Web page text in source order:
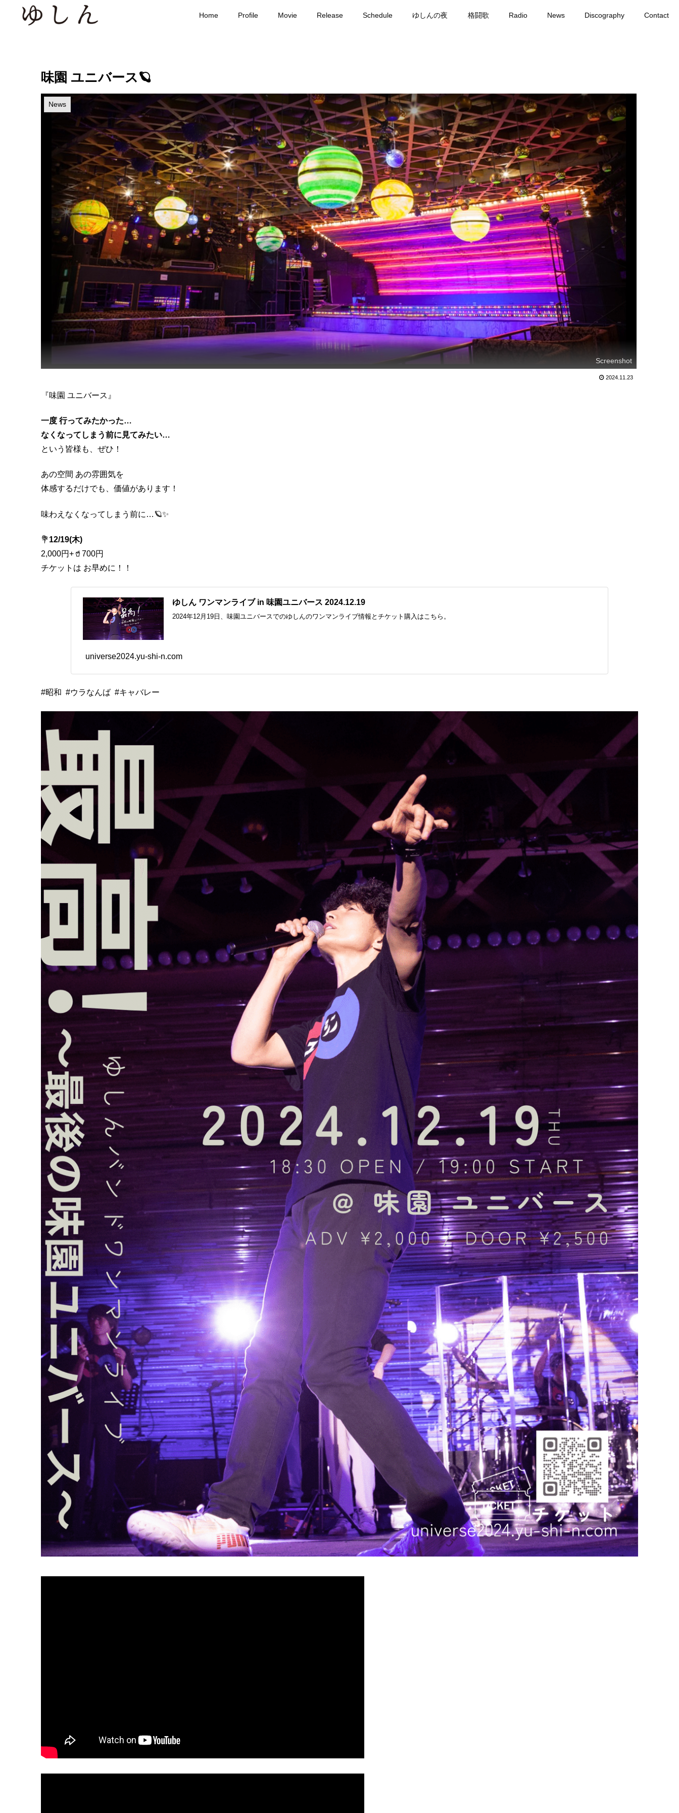
Home Profile Movie Release Schedule ゆしんの夜 格闘歌 Radio News Discography Contact
味園 ユニバース🪐
News
Screenshot
2024.11.23
『味園 ユニバース』
一度 行ってみたかった…
なくなってしまう前に見てみたい…
という皆様も、ぜひ！
あの空間 あの雰囲気を
体感するだけでも、価値があります！
味わえなくなってしまう前に…🪐✨
💐 12/19(木)
2,000円+🥤700円
チケットは お早めに！！
ゆしん ワンマンライブ in 味園ユニバース 2024.12.19
2024年12月19日、味園ユニバースでのゆしんのワンマンライブ情報とチケット購入はこちら。
universe2024.yu-shi-n.com
#昭和 #ウラなんば #キャバレー